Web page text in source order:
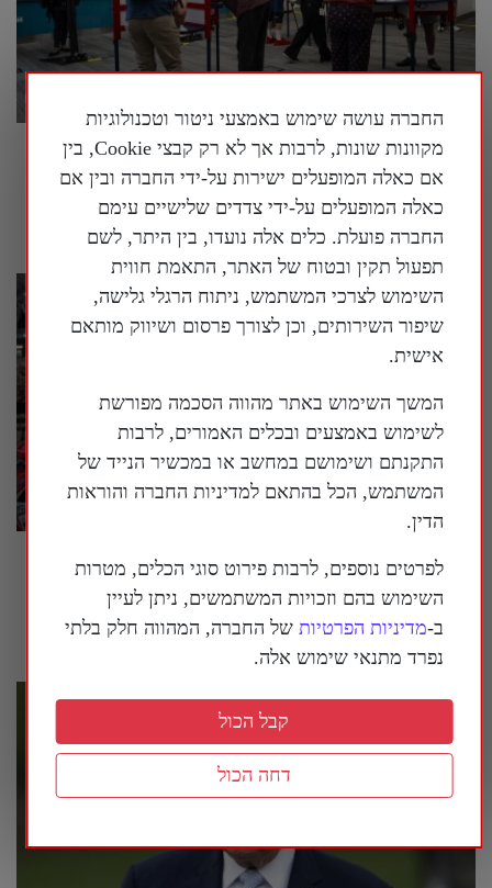
בארה"ב נחשף עוד ועוד מידע על המעורבות של
המשטר הסיני במדינה
המשטר הסיני מנסה לחמש מחדש את איראן |
החברה עושה שימוש באמצעי ניטור וטכנולוגיות
מקוונות שונות, לרבות אך לא רק קבצי Cookie, בין
אם כאלה המופעלים ישירות על-ידי החברה ובין אם
כאלה המופעלים על-ידי צדדים שלישיים עימם
החברה פועלת. כלים אלה נועדו, בין היתר, לשם
תפעול תקין ובטוח של האתר, התאמת חווית
השימוש לצרכי המשתמש, ניתוח הרגלי גלישה,
שיפור השירותים, וכן לצורך פרסום ושיווק מותאם
אישית.
המשך השימוש באתר מהווה הסכמה מפורשת
לשימוש באמצעים ובכלים האמורים, לרבות
התקנתם ושימושם במחשב או במכשיר הנייד של
המשתמש, הכל בהתאם למדיניות החברה והוראות
הדין.
לפרטים נוספים, לרבות פירוט סוגי הכלים, מטרות
השימוש בהם וזכויות המשתמשים, ניתן לעיין
ב-מדיניות הפרטיות של החברה, המהווה חלק בלתי
נפרד מתנאי שימוש אלה.
דחה הכול
קבל הכול